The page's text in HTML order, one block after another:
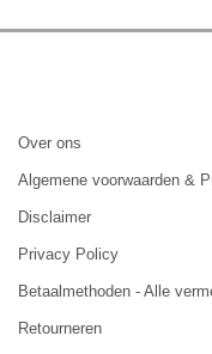
Over ons
Algemene voorwaarden &
Disclaimer
Privacy Policy
Betaalmethoden - Alle
Retourneren